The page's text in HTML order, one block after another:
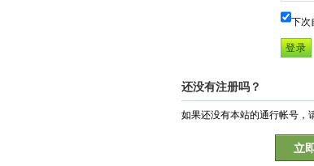
下次
还没有注册吗？
如果还没有本站的通行帐号，
立